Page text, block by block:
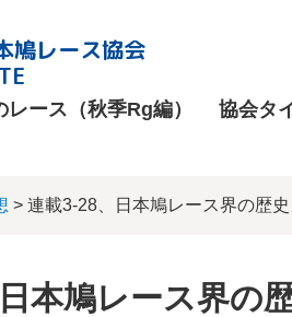
鳩レース協会
レース（秋季Rg編）
協会タ
> 連載3-28、日本鳩レース界の歴史
本鳩レース界の